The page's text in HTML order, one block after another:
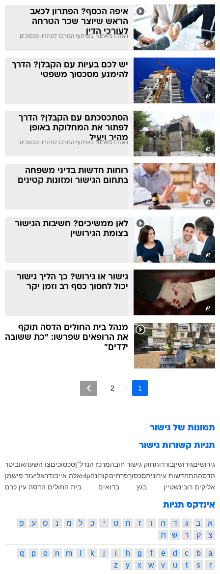
איפה הכסף? הפתרון לכאב
הראש שיוצר שכר הטרחה
לעורכי הדין
וואלה! NEWS בשיתוף המרכז לפתרון סכסוכים
יש לכם בעיות עם הקבלן? הדרך
להימנע מסכסוך משפטי
הסתכסכתם עם הקבלן? הדרך
לפתור את המחלוקת באופן
מהיר ויעיל
וואלה! NEWS בשיתוף המרכז לפתרון סכסוכים
רוחות חדשות בדיני משפחה
בתחום הגישור ומזונות קטינים
לאן ממשיכים? חשיבות הגישור
בצומת הגירושין
גישור או גירוש? כך הליך גישור
יכול לחסוך כסף רב וזמן יקר
מנהל בית החולים הדסה תוקף
את הרופאים שפרשו: "כת ששובה
ילדים"
1
2
תמונות של גישור
תגיות קשורות גישור
גירושיםגירושיןבוררותחוק גישור חובהמרכז הנדל"ןסכסוכיםצו השעהאוביטר
הדסההתחדשות עירוניתסכסוךפרחיםקורונהnlpאלה אייבנדראליעזר פישמן
אליקים רובינשטיין
בגץ בדואים בית החולים הדסה עין כרם
אינדקס תגיות
א ב ג ד ה ו ז ח ט י כ ל מ נ ס ע
פ
צ
ק ר ש ת
a
b
c
d
e
f
g
h
i
j
k
m
n
o
p
q
r
s
t
u
v
w
x
y
z